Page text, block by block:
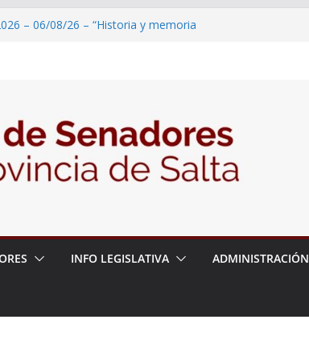
– 06/08/26 – “Historia y memoria
– 06/08/26 – Presentación del libro
del Dr. Víctor Alfredo Frías
– 06/08/26 – 82° Edición de la Expo
INFO LEGISLATIVA ADMINISTRACIÓN